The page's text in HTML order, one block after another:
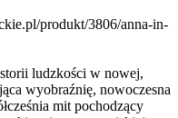
produkt/3806/anna-in-
ludzkości w nowej,
wyobraźnię, nowoczesna
mit pochodzący